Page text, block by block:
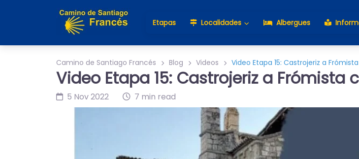
Etapas Localidades Albergues
Camino de Santiago Francés Blog Videos Video Etapa 15: Castrojeriz a
Video Etapa 15: Castrojeriz a Frómista
5 Nov 2022 7 min read